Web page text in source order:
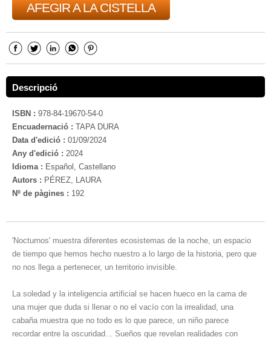
AFEGIR A LA CISTELLA
Descripció
ISBN : 978-84-19670-54-0
Encuadernació : TAPA DURA
Data d'edició : 01/09/2024
Any d'edició : 2024
Idioma : Español, Castellano
Autors : PÉREZ, LAURA
Nº de pàgines : 192
'Nocturnos' muestra diferentes ecosistemas de la noche, un espacio
de tiempo que hemos hecho nuestro a lo largo de la historia, pero que
no nos llega a pertenecer, un territorio invisible.
La soledad y la inteligencia artificial se hacen hueco en la cama de
una mujer que duda si llenar o no el vacío con la irrealidad, una
cabaña muestra que no todo es lo que parece, un niño parece
recordar entre la oscuridad... Sueños que revelan realidades con